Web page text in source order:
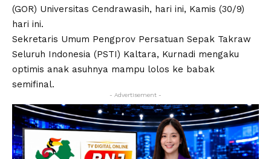
(GOR) Universitas Cendrawasih, hari ini, Kamis (30/9)
hari ini.
Sekretaris Umum Pengprov Persatuan Sepak Takraw
Seluruh Indonesia (PSTI) Kaltara, Kurnadi mengaku
optimis anak asuhnya mampu lolos ke babak
semifinal.
- Advertisement -